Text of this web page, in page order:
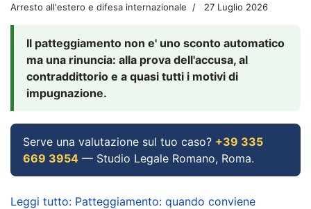
Arresto all'estero e difesa internazionale 27 Luglio 2026
Il patteggiamento non e' uno sconto automatico
ma una rinuncia: alla prova dell'accusa, al
contraddittorio e a quasi tutti i motivi di
impugnazione.
Serve una valutazione sul tuo caso? +39 335
669 3954 — Studio Legale Romano, Roma.
Leggi tutto: Patteggiamento: quando conviene